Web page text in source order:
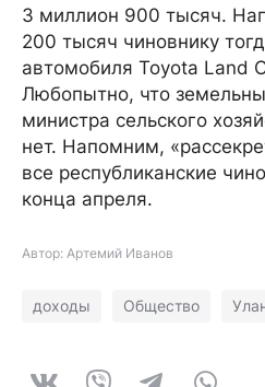
3 миллион 900 тысяч.
200 тысяч чиновнику
автомобиля Toyota Land
Любопытно, что
министра сельского
нет. Напомним,
все республиканские
конца апреля.
Автор: Артемий Иванов
доходы Общество